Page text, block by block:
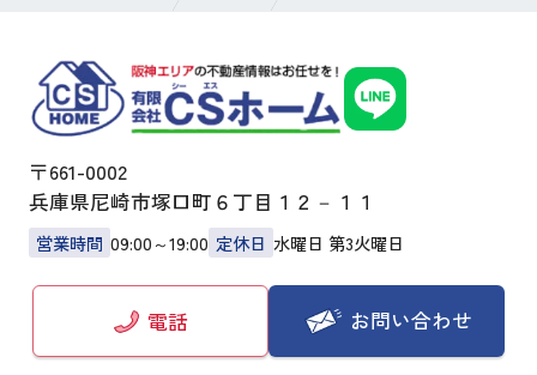
〒661-0002
兵庫県尼崎市塚口町６丁目１２－１１
営業時間 09:00～19:00 定休日 水曜日 第3火曜日
電話 お問い合わせ